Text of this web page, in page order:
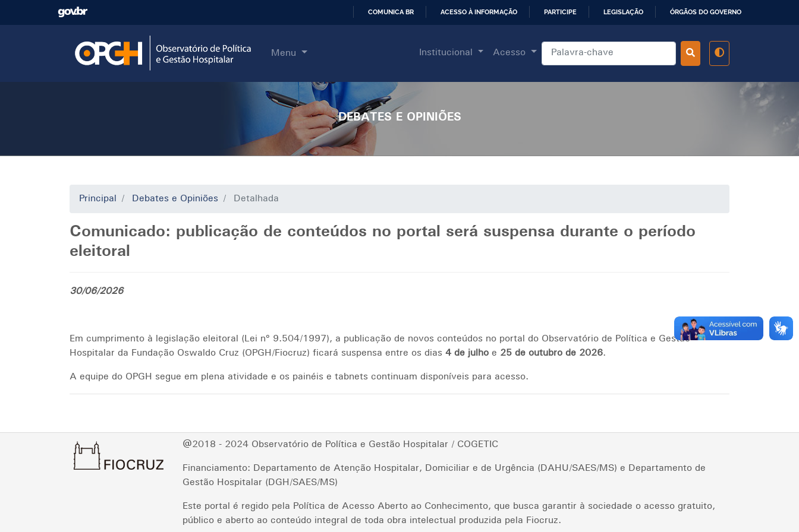
COMUNICA BR ACESSO À INFORMAÇÃO PARTICIPE LEGISLAÇÃO ÓRGÃOS DO GOVERNO
Menu Institucional Acesso
DEBATES E OPINIÕES
Principal Debates e Opiniões Detalhada
Comunicado: publicação de conteúdos no portal será suspensa durante o período
eleitoral
30/06/2026
Em cumprimento à legislação eleitoral (Lei nº 9.504/1997), a publicação de novos conteúdos no portal do Observatório de Política e Gestão
Hospitalar da Fundação Oswaldo Cruz (OPGH/Fiocruz) ficará suspensa entre os dias 4 de julho e 25 de outubro de 2026.
A equipe do OPGH segue em plena atividade e os painéis e tabnets continuam disponíveis para acesso.
@2018 - 2024 Observatório de Política e Gestão Hospitalar / COGETIC
Financiamento: Departamento de Atenção Hospitalar, Domiciliar e de Urgência (DAHU/SAES/MS) e Departamento de
Gestão Hospitalar (DGH/SAES/MS)
Este portal é regido pela Política de Acesso Aberto ao Conhecimento, que busca garantir à sociedade o acesso gratuito,
público e aberto ao conteúdo integral de toda obra intelectual produzida pela Fiocruz.